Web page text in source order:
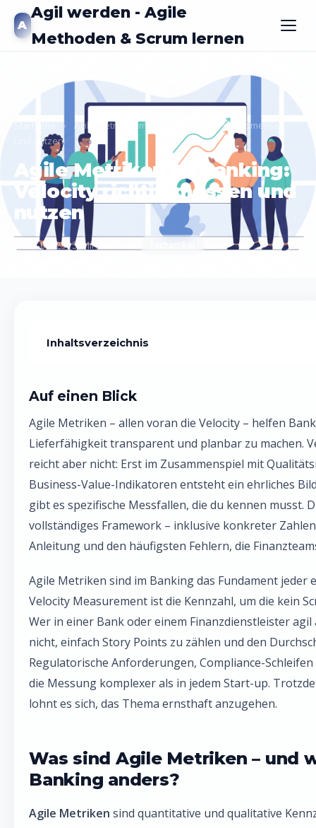
A
Agil werden - Agile
Methoden & Scrum lernen
Startseite ›
Agile Metriken im Banking: Velocity richtig messen
und nutzen
Agile Metriken im Banking:
Velocity richtig messen und
nutzen
2026-03-2313 Min. Lesezeit
Inhaltsverzeichnis
Agile Metriken im Vergleich: Welche Kennzahl wofür?
Velocity Measurement einführen: Schritt-für-Schritt-
Die häufigsten Fehler, die Banking-Teams bei Agile
Velocity und Flow-Metriken: Wenn Scrum auf Kanban trifft
Häufige Fragen zu Agile Metriken und Velocity im Banking
Auf einen Blick
Agile Metriken – allen voran die Velocity – helfen
Lieferfähigkeit transparent und planbar zu machen.
reicht aber nicht: Erst im Zusammenspiel mit
Business-Value-Indikatoren entsteht ein ehrliches
gibt es spezifische Messfallen, die du kennen musst.
vollständiges Framework – inklusive konkreter
Anleitung und den häufigsten Fehlern, die
Agile Metriken sind im Banking das Fundament
Velocity Measurement ist die Kennzahl, um die kein
Wer in einer Bank oder einem Finanzdienstleister
nicht, einfach Story Points zu zählen und den
Regulatorische Anforderungen, Compliance-
die Messung komplexer als in jedem Start-up.
lohnt es sich, das Thema ernsthaft anzugehen.
Was sind Agile Metriken – und
Banking anders?
Agile Metriken sind quantitative und qualitative